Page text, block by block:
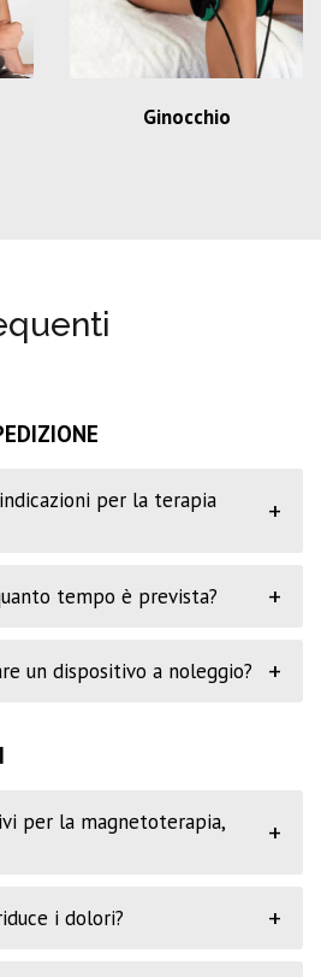
Ginocchio
per la terapia
+
tempo è prevista? +
un dispositivo a noleggio? +
per la magnetoterapia,
+
i dolori? +